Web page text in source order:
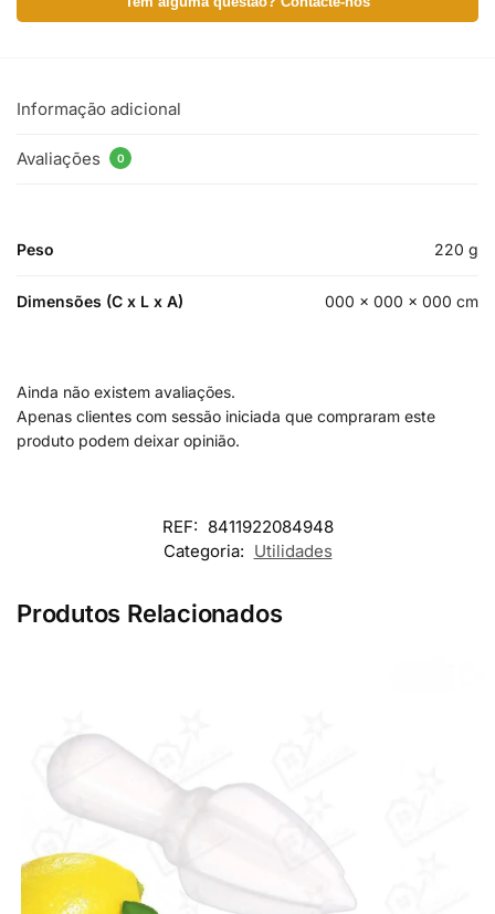
Informação adicional
Avaliações 0
Peso 220 g
Dimensões (C x L x A) 000 × 000 × 000 cm
Ainda não existem avaliações.
Apenas clientes com sessão iniciada que compraram este
produto podem deixar opinião.
REF: 8411922084948
Categoria: Utilidades
Produtos Relacionados